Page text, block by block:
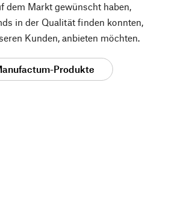
dem Markt gewünscht haben,
in der Qualität finden konnten,
Kunden, anbieten möchten.
Produkte